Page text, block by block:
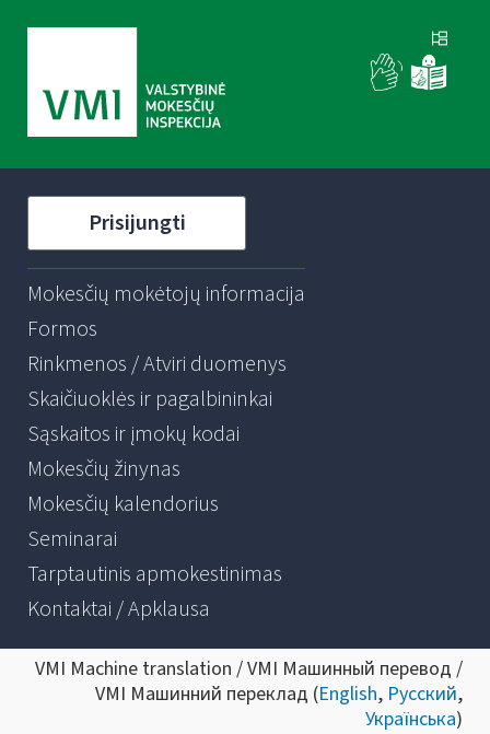
Prisijungti
Mokesčių mokėtojų informacija
Formos
Rinkmenos / Atviri duomenys
Skaičiuoklės ir pagalbininkai
Sąskaitos ir įmokų kodai
Mokesčių žinynas
Mokesčių kalendorius
Seminarai
Tarptautinis apmokestinimas
Kontaktai / Apklausa
VMI Machine translation / VMI Машинный перевод /
VMI Машинний переклад (English, Русский,
Українська)